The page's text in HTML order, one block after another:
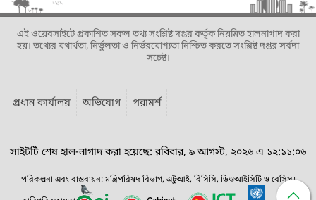
এই ওয়েবসাইটে প্রকাশিত সকল তথ্য সংশ্লিষ্ট দপ্তর কর্তৃক নিয়মিত হালনাগাদ করা
হয়। তথ্যের যথার্থতা, নির্ভুলতা ও নির্ভরযোগ্যতা নিশ্চিত করতে সংশ্লিষ্ট দপ্তর সর্বদা
সচেষ্ট।
প্রধান কার্যালয় অভিযোগ পরামর্শ
সাইটটি শেষ হাল-নাগাদ করা হয়েছে: রবিবার, ৯ আগস্ট, ২০২৬ এ ১২:১১:০৬
পরিকল্পনা এবং বাস্তবায়ন: মন্ত্রিপরিষদ বিভাগ, এটুআই, বিসিসি, ডিওআইসিটি ও বেসিস।